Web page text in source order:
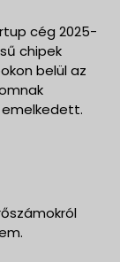
cég 2025-
chipek
belül az